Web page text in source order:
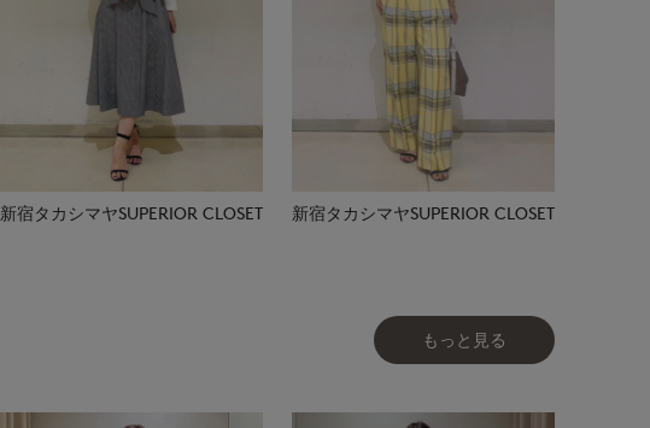
新宿タカシマヤSUPERIOR CLOSET 新宿タカシマヤSUPERIOR CLOSET
もっと見る